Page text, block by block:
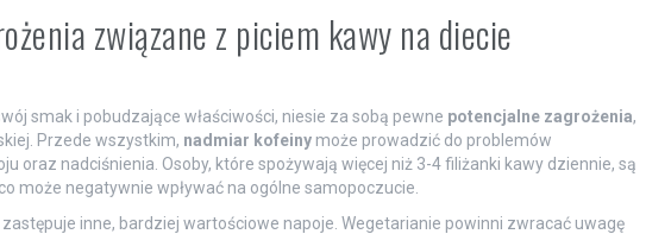
związane z piciem kawy na diecie
smak i pobudzające właściwości, niesie za sobą pewne potencjalne zagrożenia,
Przede wszystkim, nadmiar kofeinymoże prowadzić do problemów
oraz nadciśnienia. Osoby, które spożywają więcej niż 3-4 filiżanki kawy dziennie, są
może negatywnie wpływać na ogólne samopoczucie.
inne, bardziej wartościowe napoje. Wegetarianie powinni zwracać uwagę